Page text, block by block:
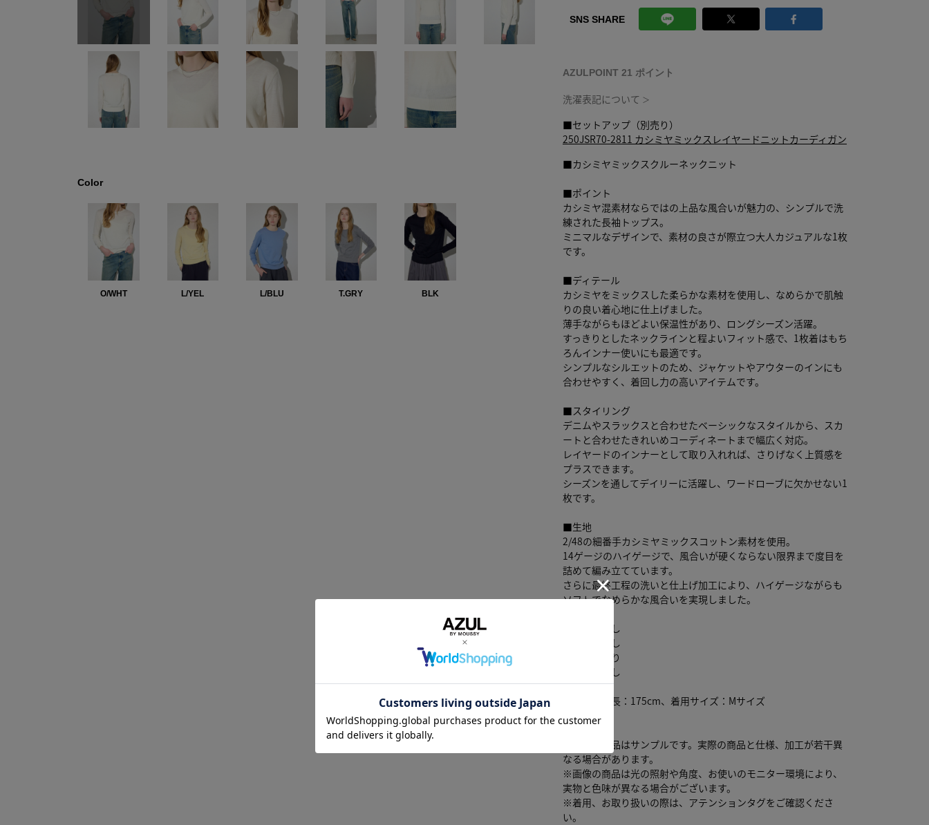
Color
O/WHT L/YEL L/BLU T.GRY BLK
SNS SHARE
AZULPOINT 21 ポイント
洗濯表記について ＞
■セットアップ（別売り）
250JSR70-2811 カシミヤミックスレイヤードニットカーディガン
■カシミヤミックスクルーネックニット
■ポイント
カシミヤ混素材ならではの上品な風合いが魅力の、シンプルで洗
練された長袖トップス。
ミニマルなデザインで、素材の良さが際立つ大人カジュアルな1枚
です。
■ディテール
カシミヤをミックスした柔らかな素材を使用し、なめらかで肌触
りの良い着心地に仕上げました。
薄手ながらもほどよい保温性があり、ロングシーズン活躍。
すっきりとしたネックラインと程よいフィット感で、1枚着はもち
ろんインナー使いにも最適です。
シンプルなシルエットのため、ジャケットやアウターのインにも
合わせやすく、着回し力の高いアイテムです。
■スタイリング
デニムやスラックスと合わせたベーシックなスタイルから、スカ
ートと合わせたきれいめコーディネートまで幅広く対応。
レイヤードのインナーとして取り入れれば、さりげなく上質感を
プラスできます。
シーズンを通してデイリーに活躍し、ワードローブに欠かせない1
枚です。
■生地
2/48の細番手カシミヤミックスコットン素材を使用。
14ゲージのハイゲージで、風合いが硬くならない限界まで度目を
詰めて編み立てています。
さらに最終工程の洗いと仕上げ加工により、ハイゲージながらも
ソフトでなめらかな風合いを実現しました。
透け感：なし
裏 地：なし
伸縮性：あり
光沢感：なし
■モデル身長：175cm、着用サイズ：Mサイズ
※画像の商品はサンプルです。実際の商品と仕様、加工が若干異
なる場合があります。
※画像の商品は光の照射や角度、お使いのモニター環境により、
実物と色味が異なる場合がございます。
※着用、お取り扱いの際は、アテンションタグをご確認くださ
い。